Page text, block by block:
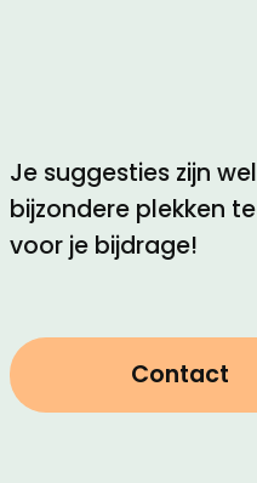
Je suggesties zijn
bijzondere plekken
voor je bijdrage!
Contact